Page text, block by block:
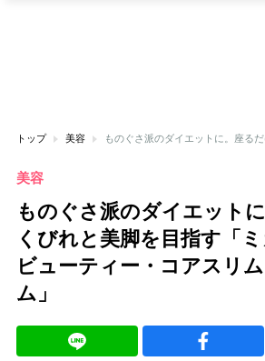
トップ 美容
美容
ものぐさ派のダイエット
くびれと美脚を目指す「
ビューティー・コアスリ
ム」